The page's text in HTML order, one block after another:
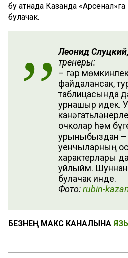
бу атнада Казанда
булачак.
Леонид Слуцкий,
тренеры:
– Әгәр
файдалансак,
таблицасында
урнашыр идек.
очколар һәм
урыныбыздан
уенчыларның
характерлары
уйлыйм.
булачак инде.
Фото:rubin-
БЕЗНЕҢ МАКС КАНАЛЫНА